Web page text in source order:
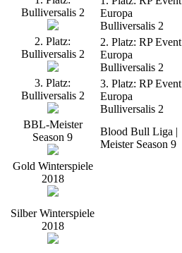
Bulliversalis 2
Europa
Bulliversalis 2
2. Platz:
Bulliversalis 2
2. Platz: RP Event
Europa
Bulliversalis 2
3. Platz:
Bulliversalis 2
3. Platz: RP Event
Europa
Bulliversalis 2
BBL-Meister
Season 9
Blood Bull Liga |
Meister Season 9
Gold Winterspiele
2018
Silber Winterspiele
2018